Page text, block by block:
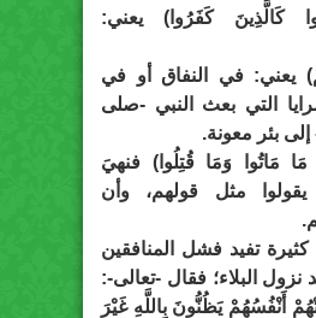
كَالَّذِينَ كَفَرُوا) يعني:
يعني: في النفاق أو في
التي بعث النبي -صلى
إلى بئر معونة.
مَا مَاتُوا وَمَا قُتِلُوا) فنهيَ
مثل قولهم، وأن
تفيد فشل المنافقين
نزول البلاء؛ فقال -تعالى-:
أَنْفُسُهُمْ يَظُنُّونَ بِاللَّهِ غَيْرَ